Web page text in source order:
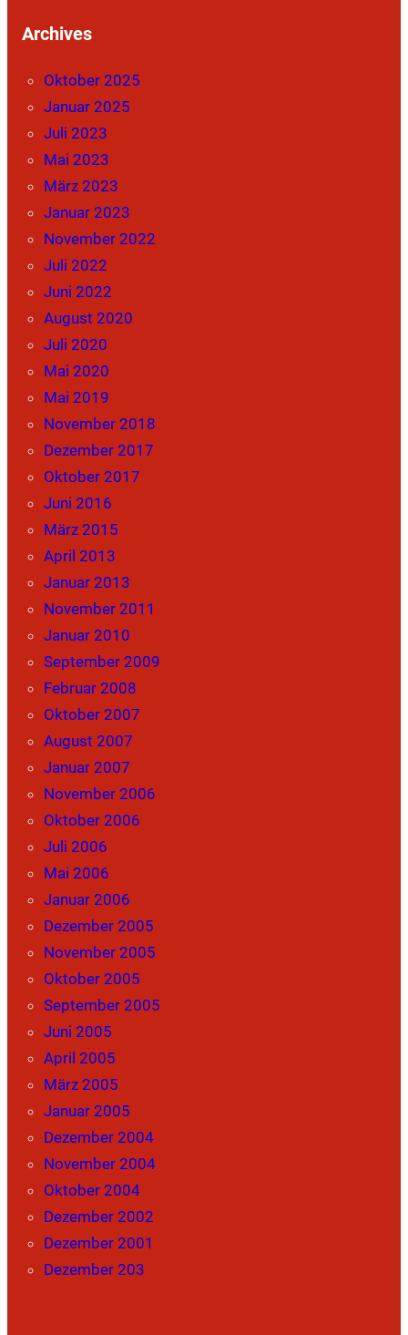
Archives
Oktober 2025
Januar 2025
Juli 2023
Mai 2023
März 2023
Januar 2023
November 2022
Juli 2022
Juni 2022
August 2020
Juli 2020
Mai 2020
Mai 2019
November 2018
Dezember 2017
Oktober 2017
Juni 2016
März 2015
April 2013
Januar 2013
November 2011
Januar 2010
September 2009
Februar 2008
Oktober 2007
August 2007
Januar 2007
November 2006
Oktober 2006
Juli 2006
Mai 2006
Januar 2006
Dezember 2005
November 2005
Oktober 2005
September 2005
Juni 2005
April 2005
März 2005
Januar 2005
Dezember 2004
November 2004
Oktober 2004
Dezember 2002
Dezember 2001
Dezember 203